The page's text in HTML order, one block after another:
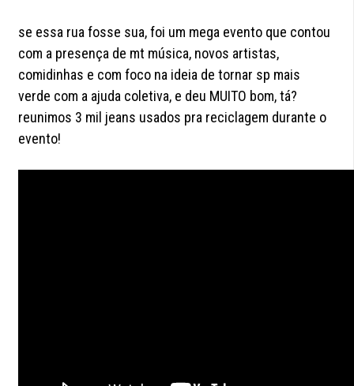
se essa rua fosse sua, foi um mega evento que contou
com a presença de mt música, novos artistas,
comidinhas e com foco na ideia de tornar sp mais
verde com a ajuda coletiva, e deu MUITO bom, tá?
reunimos 3 mil jeans usados pra reciclagem durante o
evento!